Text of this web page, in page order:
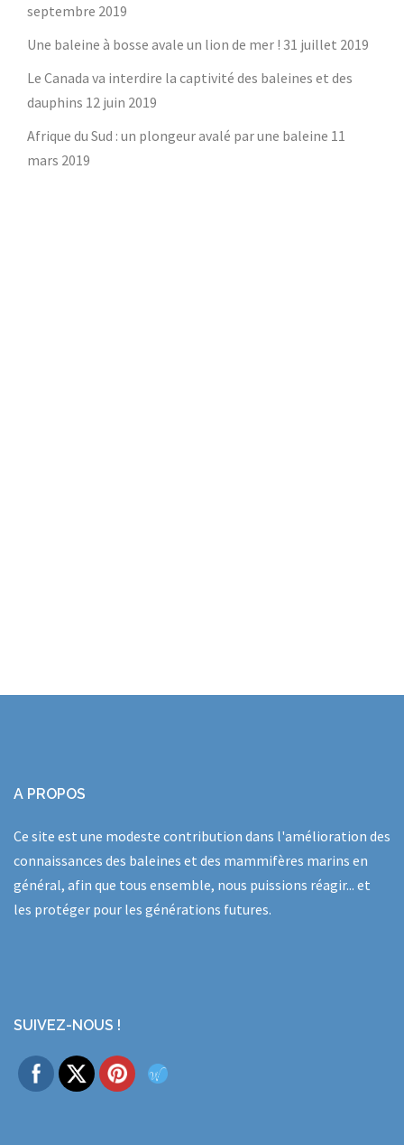
septembre 2019
Une baleine à bosse avale un lion de mer ! 31 juillet 2019
Le Canada va interdire la captivité des baleines et des
dauphins 12 juin 2019
Afrique du Sud : un plongeur avalé par une baleine 11
mars 2019
A PROPOS
Ce site est une modeste contribution dans l'amélioration des
connaissances des baleines et des mammifères marins en
général, afin que tous ensemble, nous puissions réagir... et
les protéger pour les générations futures.
SUIVEZ-NOUS !